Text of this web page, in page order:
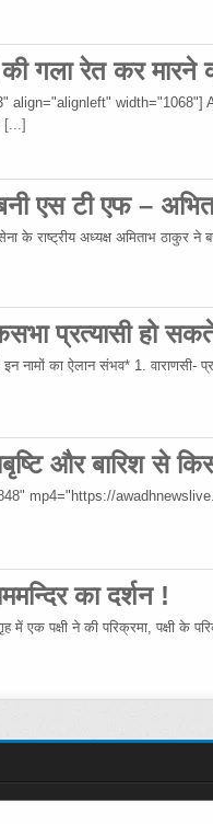
गला रेत कर मारने
width="1068"]
[...]
एस टी एफ –
के राष्ट्रीय अध्यक्ष अमिताभ ठाकुर ने
प्रत्यासी हो सकते
नामों का ऐलान संभव* 1. वाराणसी-
और बारिश से
mp4="https://
का दर्शन !
में एक पक्षी ने की परिक्रमा, पक्षी के